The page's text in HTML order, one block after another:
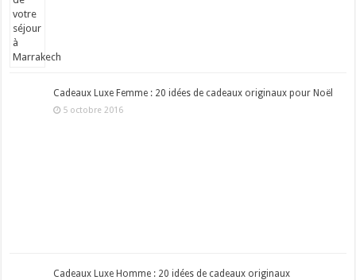
Cadeaux Luxe Femme : 20 idées de cadeaux originaux pour Noël
5 octobre 2016
Cadeaux Luxe Homme : 20 idées de cadeaux originaux